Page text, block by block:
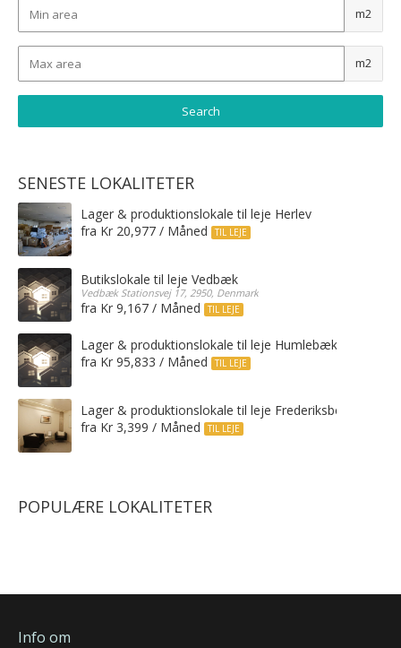
m2
m2
SENESTE LOKALITETER
Lager & produktionslokale til leje Herlev
fra Kr 20,977 / Måned
TIL LEJE
Butikslokale til leje Vedbæk
Vedbæk Stationsvej 17, 2950, Denmark
fra Kr 9,167 / Måned TIL LEJE
Lager & produktionslokale til leje Humlebæk
fra Kr 95,833 / Måned
TIL LEJE
Lager & produktionslokale til leje Frederiksberg C
fra Kr 3,399 / Måned
TIL LEJE
POPULÆRE LOKALITETER
Info om